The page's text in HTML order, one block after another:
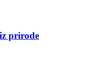
prirode